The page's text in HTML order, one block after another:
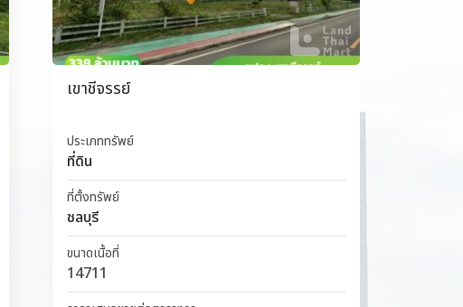
เขาชีจรรย์
ประเภททรัพย์
ที่ดิน
ที่ตั้งทรัพย์
ชลบุรี
ขนาดเนื้อที่
14711